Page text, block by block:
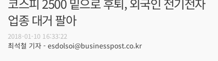
업종 대거 팔아
2018-01-10 16:33:22
최석철 기자 - esdolsoi@businesspost.co.kr